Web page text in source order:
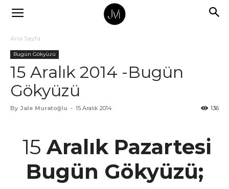
Ana Sayfa
Bugün Gökyüzü
15 Aralık 2014 -Bugün
Gökyüzü
By Jale Muratoğlu - 15 Aralık 2014 136
15 Aralık Pazartesi
Bugün Gökyüzü;